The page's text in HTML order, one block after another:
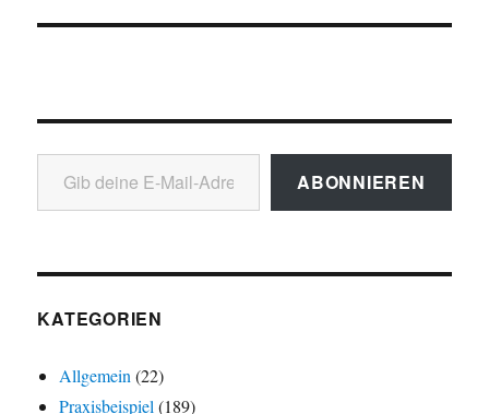
Gib deine E-Mail-Adresse ein ...
ABONNIEREN
KATEGORIEN
Allgemein(22)
Praxisbeispiel(189)